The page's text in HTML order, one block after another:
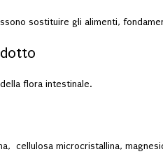
sostituire gli alimenti,
flora intestinale.
cellulosa microcristallina,